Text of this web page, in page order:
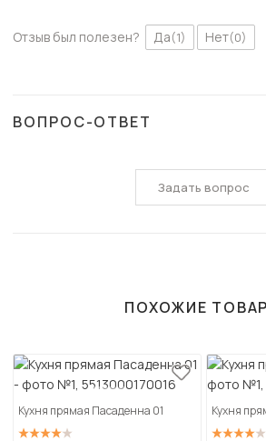
Отзыв был полезен? Да(1) Нет(0)
ВОПРОС-ОТВЕТ
Задать вопрос
ПОХОЖИЕ
Кухня прямая Пасаденна 01 Кухня